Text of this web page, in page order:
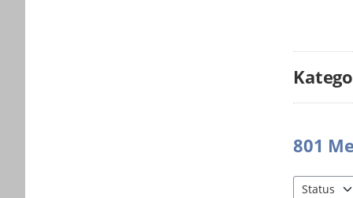
801
Status